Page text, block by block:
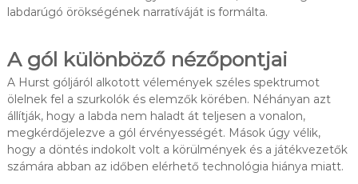
labdarúgó örökségének narratíváját is formálta.
A gól különböző nézőpontjai
A Hurst góljáról alkotott vélemények széles spektrumot
ölelnek fel a szurkolók és elemzők körében. Néhányan azt
állítják, hogy a labda nem haladt át teljesen a vonalon,
megkérdőjelezve a gól érvényességét. Mások úgy vélik,
hogy a döntés indokolt volt a körülmények és a játékvezetők
számára abban az időben elérhető technológia hiánya miatt.